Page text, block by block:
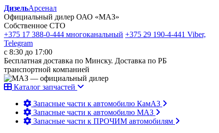
ДизельАрсенал
Официальный дилер ОАО «МАЗ»
Собственное СТО
+375 17 388-0-444 многоканальный +375 29 190-4-441 Viber,
Telegram
с 8:30 до 17:00
Бесплатная доставка по Минску. Доставка по РБ
транспортной компанией
Каталог запчастей
Запасные части к автомобилю КамАЗ
Запасные части к автомобилю МАЗ
Запасные части к ПРОЧИМ автомобилям